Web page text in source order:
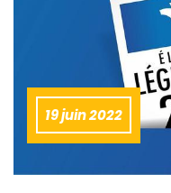
19 juin 2022